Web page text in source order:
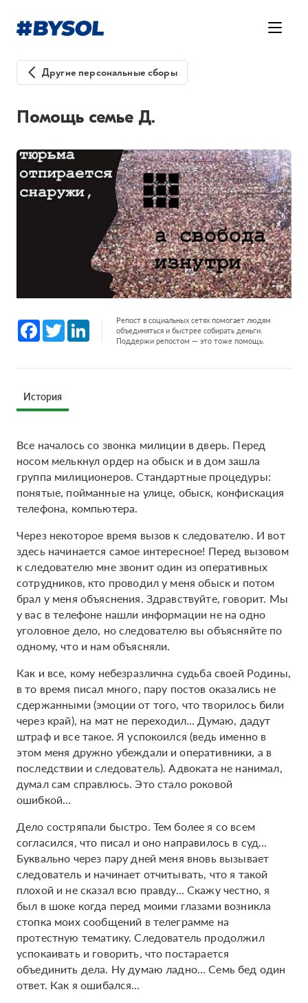
Другие персональные сборы
Помощь семье Д.
Facebook
Twitter LinkedInРепост в социальных сетях помогает людям
объединяться и быстрее собирать деньги.
Поддержи репостом — это тоже помощь.
История
Все началось со звонка милиции в дверь. Перед
носом мелькнул ордер на обыск и в дом зашла
группа милиционеров. Стандартные процедуры:
понятые, пойманные на улице, обыск, конфискация
телефона, компьютера.
Через некоторое время вызов к следователю. И вот
здесь начинается самое интересное! Перед вызовом
к следователю мне звонит один из оперативных
сотрудников, кто проводил у меня обыск и потом
брал у меня объяснения. Здравствуйте, говорит. Мы
у вас в телефоне нашли информации не на одно
уголовное дело, но следователю вы объясняйте по
одному, что и нам объясняли.
Как и все, кому небезразлична судьба своей Родины,
в то время писал много, пару постов оказались не
сдержанными (эмоции от того, что творилось били
через край), на мат не переходил… Думаю, дадут
штраф и все такое. Я успокоился (ведь именно в
этом меня дружно убеждали и оперативники, а в
последствии и следователь). Адвоката не нанимал,
думал сам справлюсь. Это стало роковой
ошибкой…
Дело состряпали быстро. Тем более я со всем
согласился, что писал и оно направилось в суд…
Буквально через пару дней меня вновь вызывает
следователь и начинает отчитывать, что я такой
плохой и не сказал всю правду… Скажу честно, я
был в шоке когда перед моими глазами возникла
стопка моих сообщений в телеграмме на
протестную тематику. Следователь продолжил
успокаивать и говорить, что постарается
объединить дела. Ну думаю ладно… Семь бед один
ответ. Как я ошибался…